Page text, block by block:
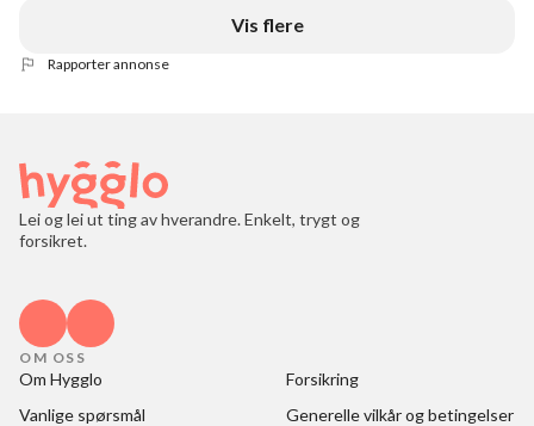
Vis flere
Rapporter annonse
Lei og lei ut ting av hverandre. Enkelt, trygt og
forsikret.
OM OSS
Om Hygglo
Forsikring
Vanlige spørsmål
Generelle vilkår og betingelser